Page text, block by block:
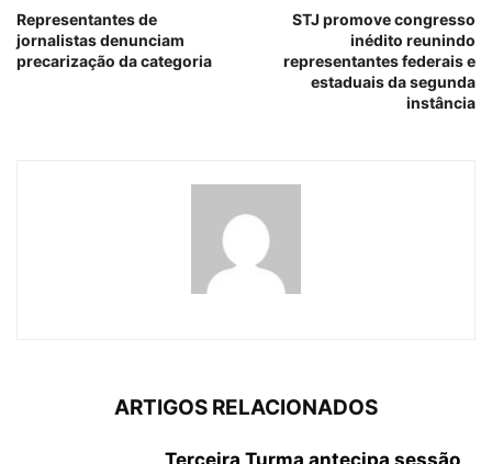
Representantes de
jornalistas denunciam
precarização da categoria
STJ promove congresso
inédito reunindo
representantes federais e
estaduais da segunda
instância
ARTIGOS RELACIONADOS